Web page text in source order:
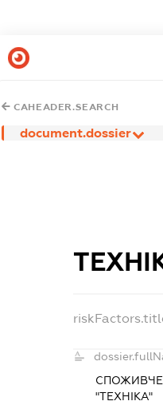
CAHEADER.SEARCH
document.dossier
"ТЕХНІКА"